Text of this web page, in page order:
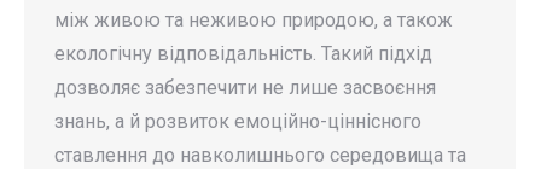
між живою та неживою природою, а також
екологічну відповідальність. Такий підхід
дозволяє забезпечити не лише засвоєння
знань, а й розвиток емоційно-ціннісного
ставлення до навколишнього середовища та